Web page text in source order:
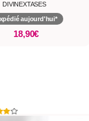
SYSTEM JO
Expédié aujourd'hui*
15,90€